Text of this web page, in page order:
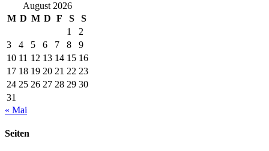
August 2026
M D M D F S
S
1
2
3
4 5 6 7 8
9
10 11 12 13 14 15 16
17 18 19 20 21 22 23
24 25 26 27 28 29 30
31
« Mai
Seiten